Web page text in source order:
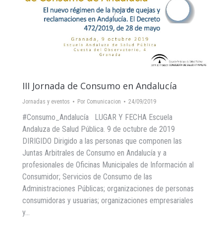
III Jornada de Consumo en Andalucía
Jornadas y eventos Por Comunicacion 24/09/2019
#Consumo_Andalucía LUGAR Y FECHA Escuela
Andaluza de Salud Pública. 9 de octubre de 2019
DIRIGIDO Dirigido a las personas que componen las
Juntas Arbitrales de Consumo en Andalucía y a
profesionales de Oficinas Municipales de Información al
Consumidor; Servicios de Consumo de las
Administraciones Públicas; organizaciones de personas
consumidoras y usuarias; organizaciones empresariales
y…